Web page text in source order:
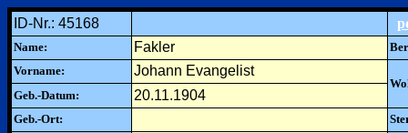
ID-Nr.: 45168
Name: Fakler
Vorname:
Johann Evangelist
Geb.-Datum:
20.11.1904
Geb.-Ort: